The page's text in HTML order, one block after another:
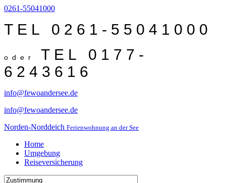
0261-55041000
TEL 0261-55041000
oder TEL 0177-
6243616
info@fewoandersee.de
info@fewoandersee.de
Norden-Norddeich Ferienwohnung an der See
Home
Umgebung
Reiseversicherung